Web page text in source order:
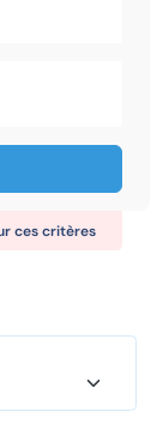
ces critères